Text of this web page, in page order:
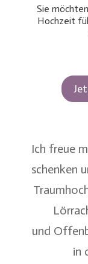
Sie
Hochzeit
Ich freue
schenken
und
in